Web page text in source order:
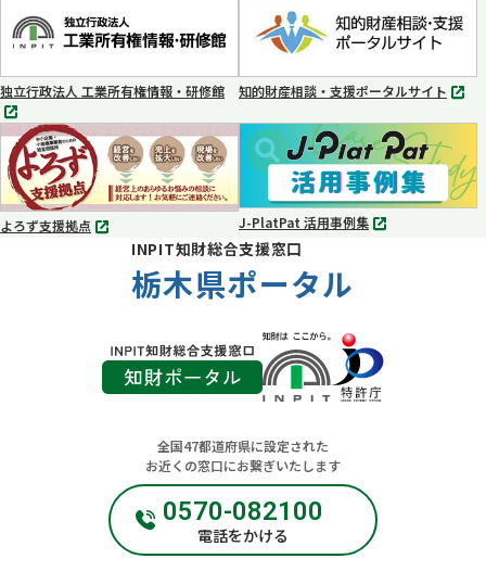
ブ
で
く
ブ
で
開
く
独立行政法人 工業所有権情報・研修館
別
タ
ブ
で
知的財産相談・支援ポータルサイト
別
タ
開
く
よろず支援拠点
別
J-PlatPat 活用事例集
別
INPIT知財総合支援窓口
栃木県ポータル
全国47都道府県に設定された
お近くの窓口にお繋ぎいたします
0570-082100
電話をかける